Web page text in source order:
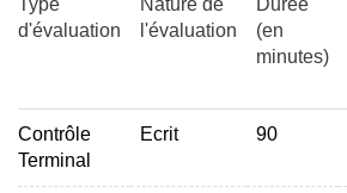
d'évaluation
l'évaluation
(en
minutes)
Contrôle
Terminal
Ecrit 90